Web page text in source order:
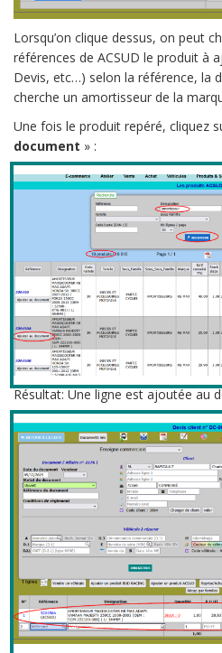
Lorsqu’on clique dessus, on peut
références de ACSUD le produit à
Devis, etc…) selon la référence, la
cherche un amortisseur de la
Une fois le produit repéré, cliquez
document » :
Résultat: Une ligne est ajoutée au